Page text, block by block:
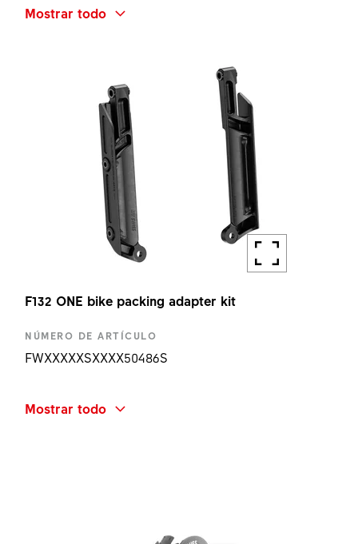
F132 ONE TURN STOPPER RING H9MM KIT
Mostrar todo
F132 ONE bike packing adapter kit
NÚMERO DE ARTÍCULO
FWXXXXXSXXXX50486S
F132 ONE BP ADAPTER KIT
Mostrar todo